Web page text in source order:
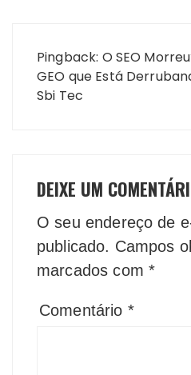
Pingback: O SEO
GEO que Está
Sbi Tec
DEIXE UM
O seu endereço de
publicado. Campos
marcados com *
Comentário *